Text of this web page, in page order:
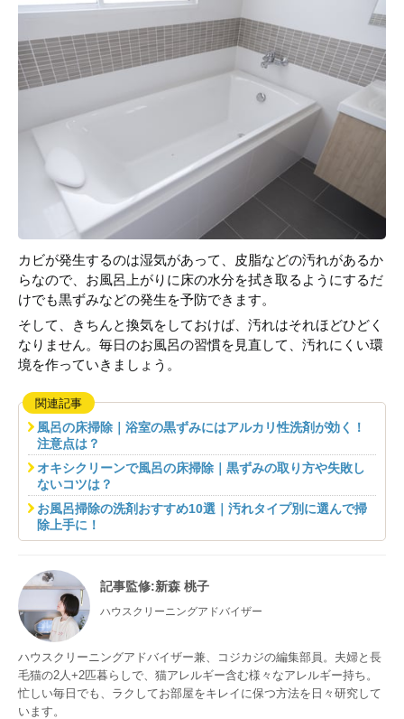
カビが発生するのは湿気があって、皮脂などの汚れがあるか
らなので、お風呂上がりに床の水分を拭き取るようにするだ
けでも黒ずみなどの発生を予防できます。
そして、きちんと換気をしておけば、汚れはそれほどひどく
なりません。毎日のお風呂の習慣を見直して、汚れにくい環
境を作っていきましょう。
関連記事
風呂の床掃除｜浴室の黒ずみにはアルカリ性洗剤が効く！
注意点は？
オキシクリーンで風呂の床掃除｜黒ずみの取り方や失敗し
ないコツは？
お風呂掃除の洗剤おすすめ10選｜汚れタイプ別に選んで掃
除上手に！
記事監修:新森 桃子
ハウスクリーニングアドバイザー
ハウスクリーニングアドバイザー兼、コジカジの編集部員。夫婦と長
毛猫の2人+2匹暮らしで、猫アレルギー含む様々なアレルギー持ち。
忙しい毎日でも、ラクしてお部屋をキレイに保つ方法を日々研究して
います。